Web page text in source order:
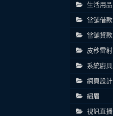
生活用品
當舖借款
當舖貸款
皮秒雷射
系統廚具
網頁設計
繡眉
視訊直播